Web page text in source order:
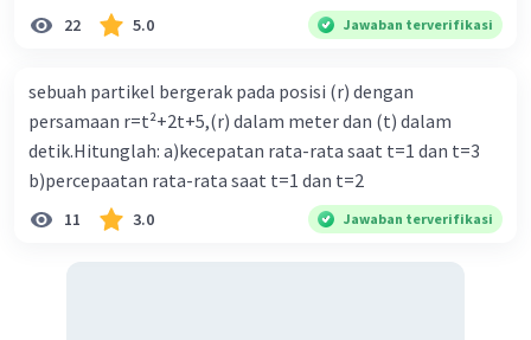
22 5.0 Jawaban terverifikasi
sebuah partikel bergerak pada posisi (r) dengan
persamaan r=t²+2t+5,(r) dalam meter dan (t) dalam
detik.Hitunglah: a)kecepatan rata-rata saat t=1 dan t=3
b)percepaatan rata-rata saat t=1 dan t=2
11 3.0 Jawaban terverifikasi